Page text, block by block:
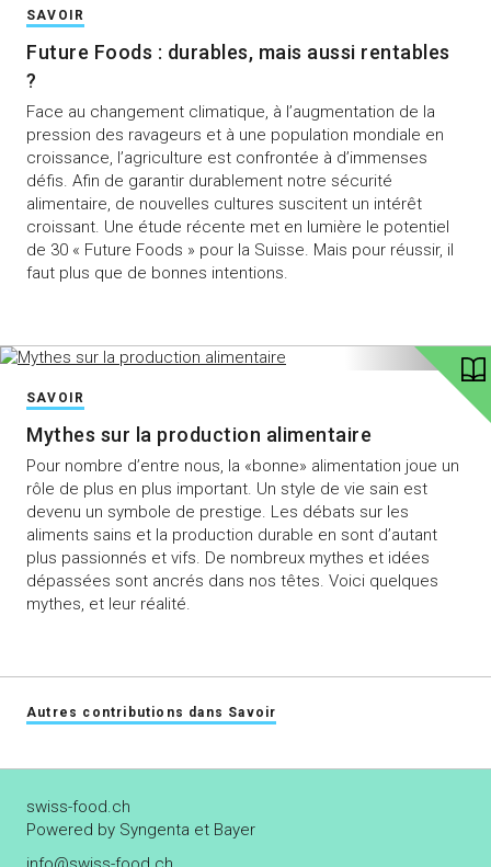
SAVOIR
Future Foods : durables, mais aussi rentables
?
Face au changement climatique, à l’augmentation de la
pression des ravageurs et à une population mondiale en
croissance, l’agriculture est confrontée à d’immenses
défis. Afin de garantir durablement notre sécurité
alimentaire, de nouvelles cultures suscitent un intérêt
croissant. Une étude récente met en lumière le potentiel
de 30 « Future Foods » pour la Suisse. Mais pour réussir, il
faut plus que de bonnes intentions.
SAVOIR
Mythes sur la production alimentaire
Pour nombre d’entre nous, la «bonne» alimentation joue un
rôle de plus en plus important. Un style de vie sain est
devenu un symbole de prestige. Les débats sur les
aliments sains et la production durable en sont d’autant
plus passionnés et vifs. De nombreux mythes et idées
dépassées sont ancrés dans nos têtes. Voici quelques
mythes, et leur réalité.
Autres contributions dans Savoir
swiss-food.ch
Powered by Syngenta et Bayer